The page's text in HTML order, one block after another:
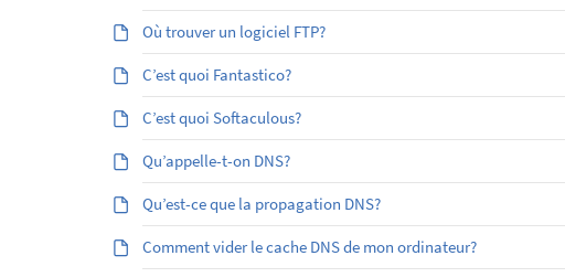
Où trouver un logiciel FTP?
C’est quoi Fantastico?
C’est quoi Softaculous?
Qu’appelle-t-on DNS?
Qu’est-ce que la propagation DNS?
Comment vider le cache DNS de mon ordinateur?